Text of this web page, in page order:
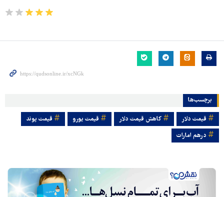
برچسب‌ها
قیمت دلار کاهش قیمت دلار قیمت یورو
قیمت پوند
درهم امارات